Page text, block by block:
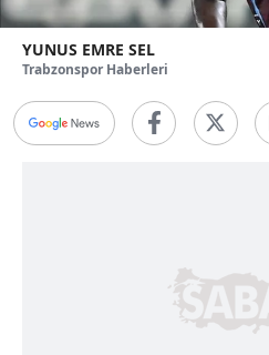
YUNUS EMRE SEL
Trabzonspor Haberleri